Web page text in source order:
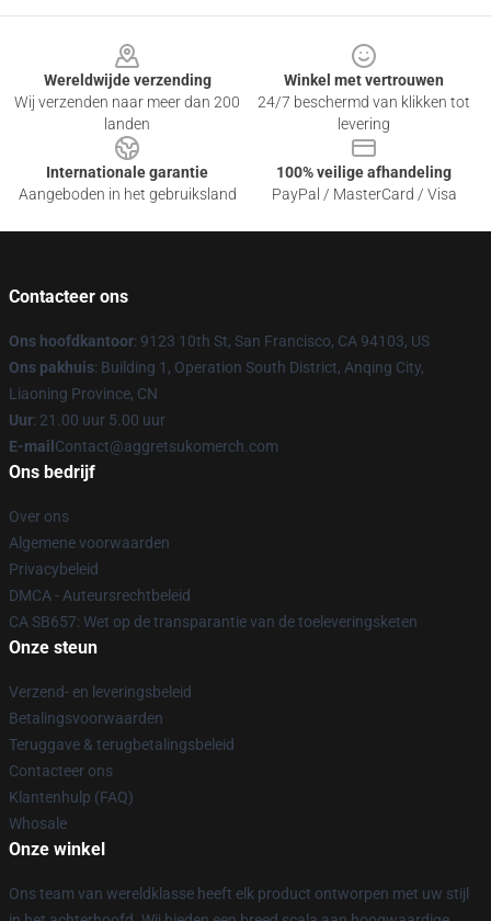
Wereldwijde verzending
Wij verzenden naar meer dan 200
landen
Winkel met vertrouwen
24/7 beschermd van klikken tot
levering
Internationale garantie
Aangeboden in het gebruiksland
100% veilige afhandeling
PayPal / MasterCard / Visa
Contacteer ons
Ons hoofdkantoor: 9123 10th St, San Francisco, CA 94103, US
Ons pakhuis: Building 1, Operation South District, Anqing City,
Liaoning Province, CN
Uur: 21.00 uur 5.00 uur
E-mail Contact@aggretsukomerch.com
Ons bedrijf
Over ons
Algemene voorwaarden
Privacybeleid
DMCA - Auteursrechtbeleid
CA SB657: Wet op de transparantie van de toeleveringsketen
Onze steun
Verzend- en leveringsbeleid
Betalingsvoorwaarden
Teruggave & terugbetalingsbeleid
Contacteer ons
Klantenhulp (FAQ)
Whosale
Onze winkel
Ons team van wereldklasse heeft elk product ontworpen met uw stijl